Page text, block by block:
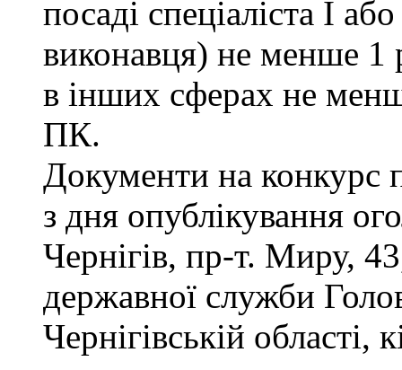
посаді спеціаліста І
виконавця) не менше 1
в інших сферах не
ПК.
Документи на конкурс
з дня опублікування
Чернігів, пр-т. Миру,
державної служби
Чернігівській